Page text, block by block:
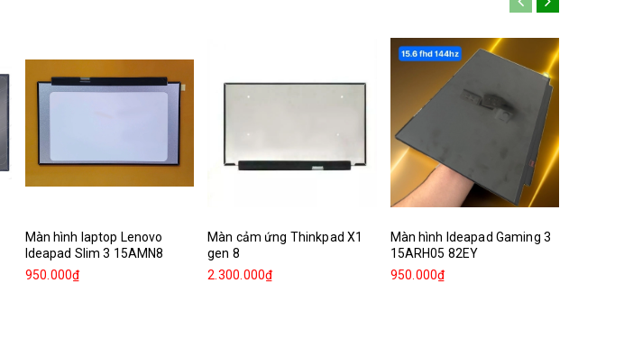
Màn hình laptop Lenovo
Ideapad Slim 3 15AMN8
950.000₫
Màn cảm ứng Thinkpad X1
gen 8
2.300.000₫
Màn hình Ideapad Gaming 3
15ARH05 82EY
950.000₫